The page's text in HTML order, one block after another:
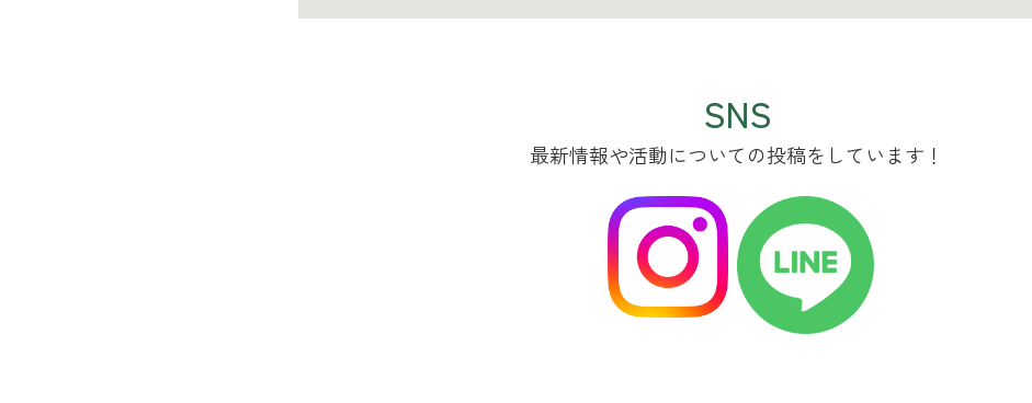
SNS
最新情報や活動についての投稿をしています！